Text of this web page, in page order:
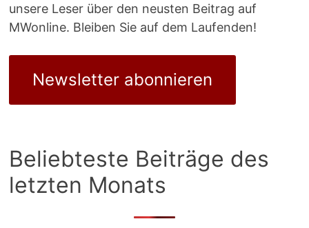
unsere Leser über den neusten Beitrag auf
MWonline. Bleiben Sie auf dem Laufenden!
Newsletter abonnieren
Beliebteste Beiträge des
letzten Monats